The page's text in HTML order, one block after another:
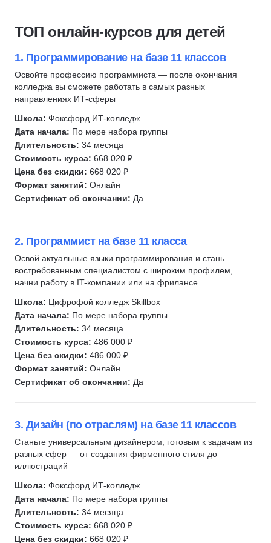
Биология85
Видеоблогинг
Геометрия
Защита от мошенничества1
История72
Кибербезопасность 7
Компьютерная грамотность15
Логопедия
Логика7
Шахматы10
Окружающий мир
Итальянский язык7
Французский язык10
Испанский язык7
Китайский язык
Корейский язык2
Португальский язык
Скорочтение9
Ментальная арифметика10
Нейросети
Разработка игр67
Скетчинг1
Робототехника
Развитие памяти
Чтение18
Фотография 1
Перейти на домашнее обучение8
Поступить в колледж10
Scratch
C#
Python
Разработка игр
Геймдизайн
Unity
Lua
Unreal Engine
Roblox
Adobe Photoshop
Figma
Веб-дизайн
Анимация
JavaScript
HTML/CSS
ТОП онлайн-курсов для детей
1. Программирование на базе 11 классов
Освойте профессию программиста — после окончания
колледжа вы сможете работать в самых разных
направлениях ИТ-сферы
Школа: Фоксфорд ИТ-колледж
Дата начала: По мере набора группы
Длительность: 34 месяца
Стоимость курса: 668 020 ₽
Цена без скидки: 668 020 ₽
Формат занятий: Онлайн
Сертификат об окончании: Да
2. Программист на базе 11 класса
Освой актуальные языки программирования и стань
востребованным специалистом с широким профилем,
начни работу в IT-компании или на фрилансе.
Школа: Цифрофой колледж Skillbox
Дата начала: По мере набора группы
Длительность: 34 месяца
Стоимость курса: 486 000 ₽
Цена без скидки: 486 000 ₽
Формат занятий: Онлайн
Сертификат об окончании: Да
3. Дизайн (по отраслям) на базе 11 классов
Станьте универсальным дизайнером, готовым к задачам из
разных сфер — от создания фирменного стиля до
иллюстраций
Школа: Фоксфорд ИТ-колледж
Дата начала: По мере набора группы
Длительность: 34 месяца
Стоимость курса: 668 020 ₽
Цена без скидки: 668 020 ₽